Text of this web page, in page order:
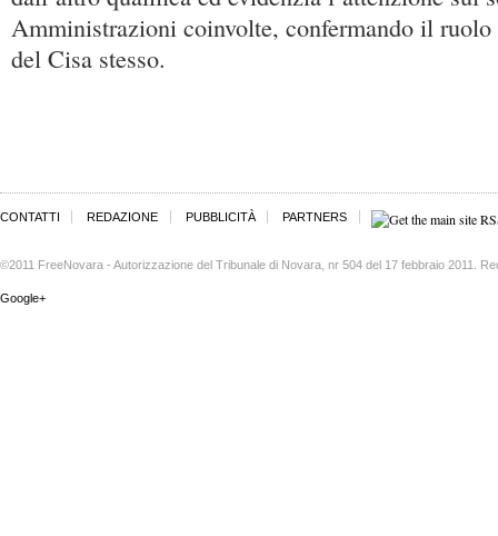
Amministrazioni coinvolte, confermando il
del Cisa stesso.
CONTATTI REDAZIONE PUBBLICITÀ PARTNERS
©2011 FreeNovara - Autorizzazione del Tribunale di Novara, nr 504 del 17 febbraio 2011.
Google+